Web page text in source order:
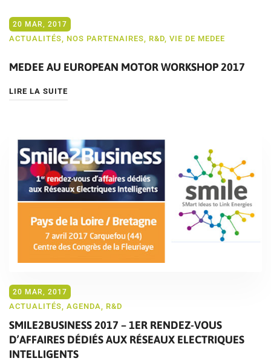
20 MAR, 2017
ACTUALITÉS NOS PARTENAIRES R&D VIE DE MEDEE
MEDEE AU EUROPEAN MOTOR WORKSHOP 2017
LIRE LA SUITE
20 MAR, 2017
ACTUALITÉS AGENDA R&D
SMILE2BUSINESS 2017 – 1ER RENDEZ-VOUS
D’AFFAIRES DÉDIÉS AUX RÉSEAUX ELECTRIQUES
INTELLIGENTS